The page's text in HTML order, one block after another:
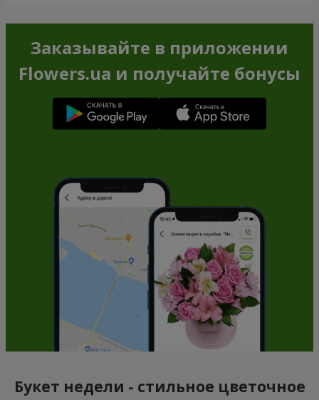
Заказывайте в приложении
Flowers.ua и получайте бонусы
Букет недели - стильное цветочное